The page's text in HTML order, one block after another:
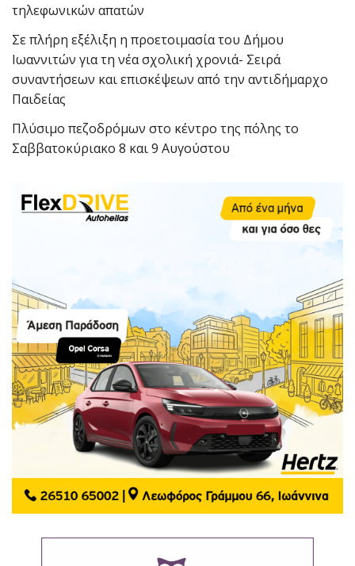
τηλεφωνικών απατών
Σε πλήρη εξέλιξη η προετοιμασία του Δήμου
Ιωαννιτών για τη νέα σχολική χρονιά- Σειρά
συναντήσεων και επισκέψεων από την αντιδήμαρχο
Παιδείας
Πλύσιμο πεζοδρόμων στο κέντρο της πόλης το
Σαββατοκύριακο 8 και 9 Αυγούστου